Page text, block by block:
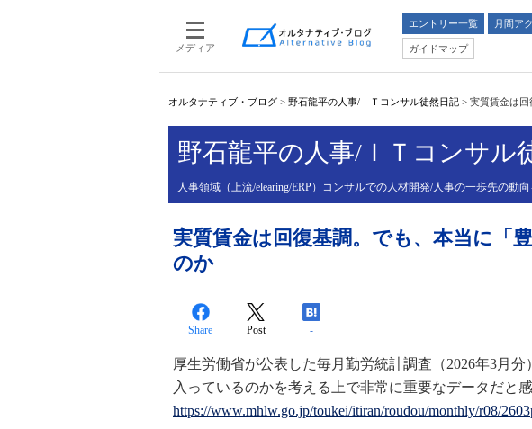
メディア
エントリー一覧 月間ア
ガイドマップ
オルタナティブ・ブログ > 野石龍平の人事/ＩＴコンサル徒然日記 > 実質賃金は
野石龍平の人事/ＩＴコンサル
人事領域（上流/elearing/ERP）コンサルでの人材開発/人事の一歩先の動向
実質賃金は回復基調。でも、本当に「
のか
Share Post -
厚生労働省が公表した毎月勤労統計調査（2026年3月
入っているのかを考える上で非常に重要なデータだと感
https://www.mhlw.go.jp/toukei/itiran/roudou/monthly/r08/